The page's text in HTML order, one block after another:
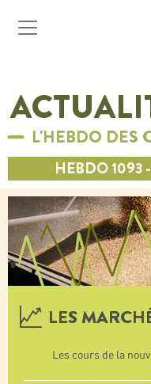
L'HEBDO DES
HEBDO 1093
LES
Les cours de la